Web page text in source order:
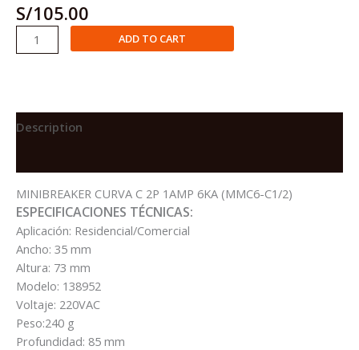
S/105.00
Interruptor
Riel
2P
C1/2)
quantity
ADD TO CART
Description
MINIBREAKER CURVA C 2P 1AMP 6KA (MMC6-C1/2)
ESPECIFICACIONES TÉCNICAS:
Aplicación: Residencial/Comercial
Ancho: 35 mm
Altura: 73 mm
Modelo: 138952
Voltaje: 220VAC
Peso:240 g
Profundidad: 85 mm